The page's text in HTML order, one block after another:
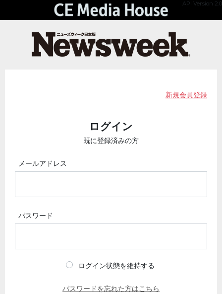
API Version 2.0
新規会員登録
ログイン
既に登録済みの方
メールアドレス
パスワード
ログイン状態を維持する
パスワードを忘れた方はこちら